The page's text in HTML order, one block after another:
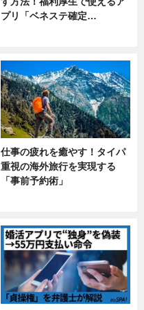
プリ「ベネステ確定…
仕事の疲れを癒やす！タイパ
重視の海外旅行を実現する
「事前予約術」